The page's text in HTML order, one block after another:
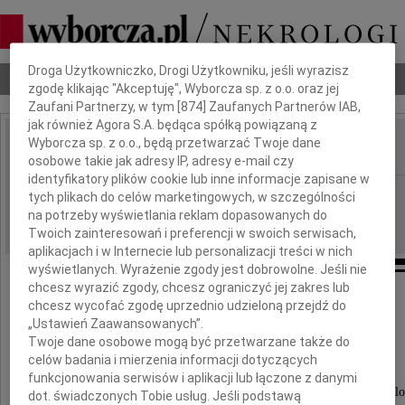
Nekrologi Odeszli Poradnik pogrzebowy
IMIĘ I NAZWISKO:
REGION: Kraków
DATA EMISJI: 23.10.2009
Wyrażamy swoje najgłębsze podziękowania
Zarządowi i Pracownikom Grupy Kapitałowej Gant
Dbamy o Twoją prywatność
Droga Użytkowniczko, Drogi Użytkowniku, jeśli wyrazisz
zgodę klikając "Akceptuję", Wyborcza sp. z o.o. oraz jej
Zaufani Partnerzy, w tym [874 ] Zaufanych Partnerów IAB,
jak również Agora S.A. będąca spółką powiązaną z
Wyborcza sp. z o.o., będą przetwarzać Twoje dane
osobowe takie jak adresy IP, adresy e-mail czy
identyfikatory plików cookie lub inne informacje zapisane w
tych plikach do celów marketingowych, w szczególności
na potrzeby wyświetlania reklam dopasowanych do
Twoich zainteresowań i preferencji w swoich serwisach,
aplikacjach i w Internecie lub personalizacji treści w nich
wyświetlanych. Wyrażenie zgody jest dobrowolne. Jeśli nie
chcesz wyrazić zgody, chcesz ograniczyć jej zakres lub
chcesz wycofać zgodę uprzednio udzieloną przejdź do
„Ustawień Zaawansowanych”.
Twoje dane osobowe mogą być przetwarzane także do
celów badania i mierzenia informacji dotyczących
funkcjonowania serwisów i aplikacji lub łączone z danymi
dot. świadczonych Tobie usług. Jeśli podstawą